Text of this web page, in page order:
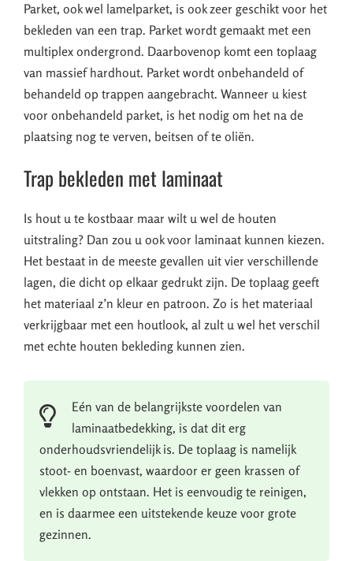
Parket, ook wel lamelparket, is ook zeer geschikt voor het
bekleden van een trap. Parket wordt gemaakt met een
multiplex ondergrond. Daarbovenop komt een toplaag
van massief hardhout. Parket wordt onbehandeld of
behandeld op trappen aangebracht. Wanneer u kiest
voor onbehandeld parket, is het nodig om het na de
plaatsing nog te verven, beitsen of te oliën.
Trap bekleden met laminaat
Is hout u te kostbaar maar wilt u wel de houten
uitstraling? Dan zou u ook voor laminaat kunnen kiezen.
Het bestaat in de meeste gevallen uit vier verschillende
lagen, die dicht op elkaar gedrukt zijn. De toplaag geeft
het materiaal z’n kleur en patroon. Zo is het materiaal
verkrijgbaar met een houtlook, al zult u wel het verschil
met echte houten bekleding kunnen zien.
Eén van de belangrijkste voordelen van
laminaatbedekking, is dat dit erg
onderhoudsvriendelijk is. De toplaag is namelijk
stoot- en boenvast, waardoor er geen krassen of
vlekken op ontstaan. Het is eenvoudig te reinigen,
en is daarmee een uitstekende keuze voor grote
gezinnen.